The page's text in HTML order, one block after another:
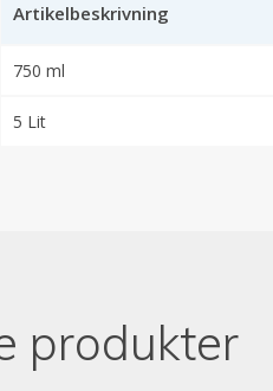
Artikelbeskrivning
750 ml
5 Lit
produkter